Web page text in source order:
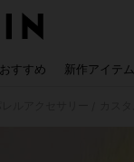
おすすめ 新作アイテム